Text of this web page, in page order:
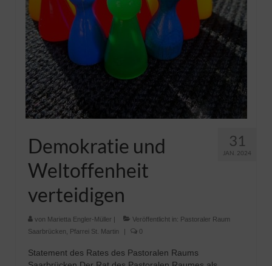
31
JAN. 2024
Demokratie und
Weltoffenheit
verteidigen
von Marietta Engler-Müller | Veröffentlicht in: Pastoraler Raum
Saarbrücken
Pfarrei St. Martin | 0
Statement des Rates des Pastoralen Raums